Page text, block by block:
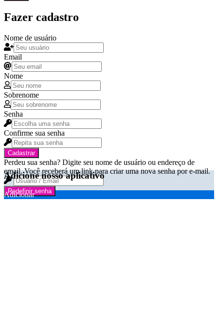
Fazer cadastro
Nome de usuário
Email
Nome
Sobrenome
Senha
Confirme sua senha
Cadastrar
Perdeu sua senha? Digite seu nome de usuário ou endereço de
email. Você receberá um link para criar uma nova senha por e-mail.
Redefinir senha
Adicione nosso aplicativo
Adicionar